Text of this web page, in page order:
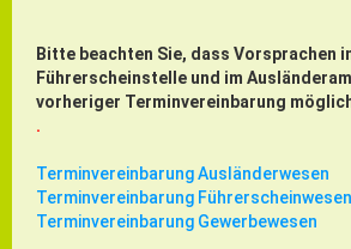
Bitte beachten Sie, dass Vorsprachen
Führerscheinstelle und im
vorheriger Terminvereinbarung
.
Terminvereinbarung Ausländerwesen
Terminvereinbarung Führerscheinwesen
Terminvereinbarung Gewerbewesen